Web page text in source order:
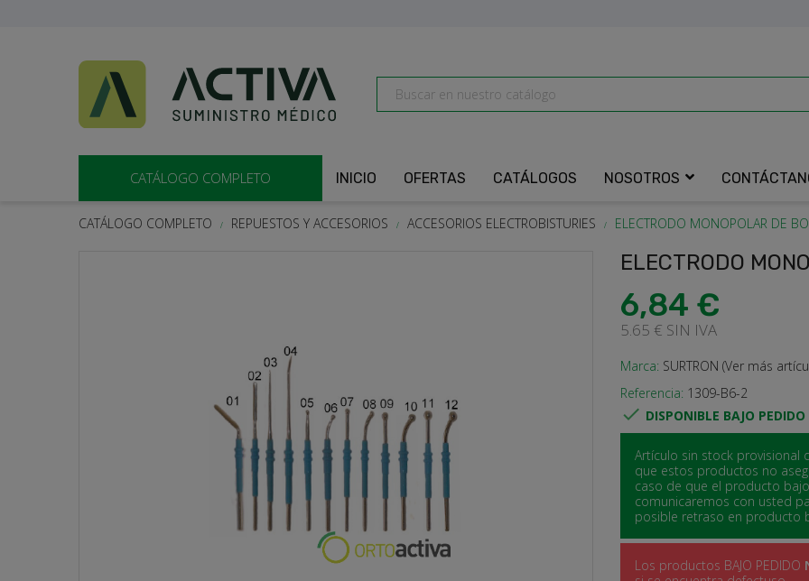
CATÁLOGO COMPLETO INICIO OFERTAS CATÁLOGOS NOSOTROS
CATÁLOGO COMPLETO REPUESTOS Y ACCESORIOS ACCESORIOS ELECTROBISTURIES ELECTRODO MONOPOLAR DE
ELECTRODO
6,84 €
5.65 € SIN IVA
Marca: SURTRON (Ver más
Referencia: 1309-B6-2
 DISPONIBLE BAJO PEDIDO
Artículo sin stock provisional
que estos productos no
caso de que el producto
comunicaremos con usted
posible retraso en producto
Los productos BAJO PEDIDO